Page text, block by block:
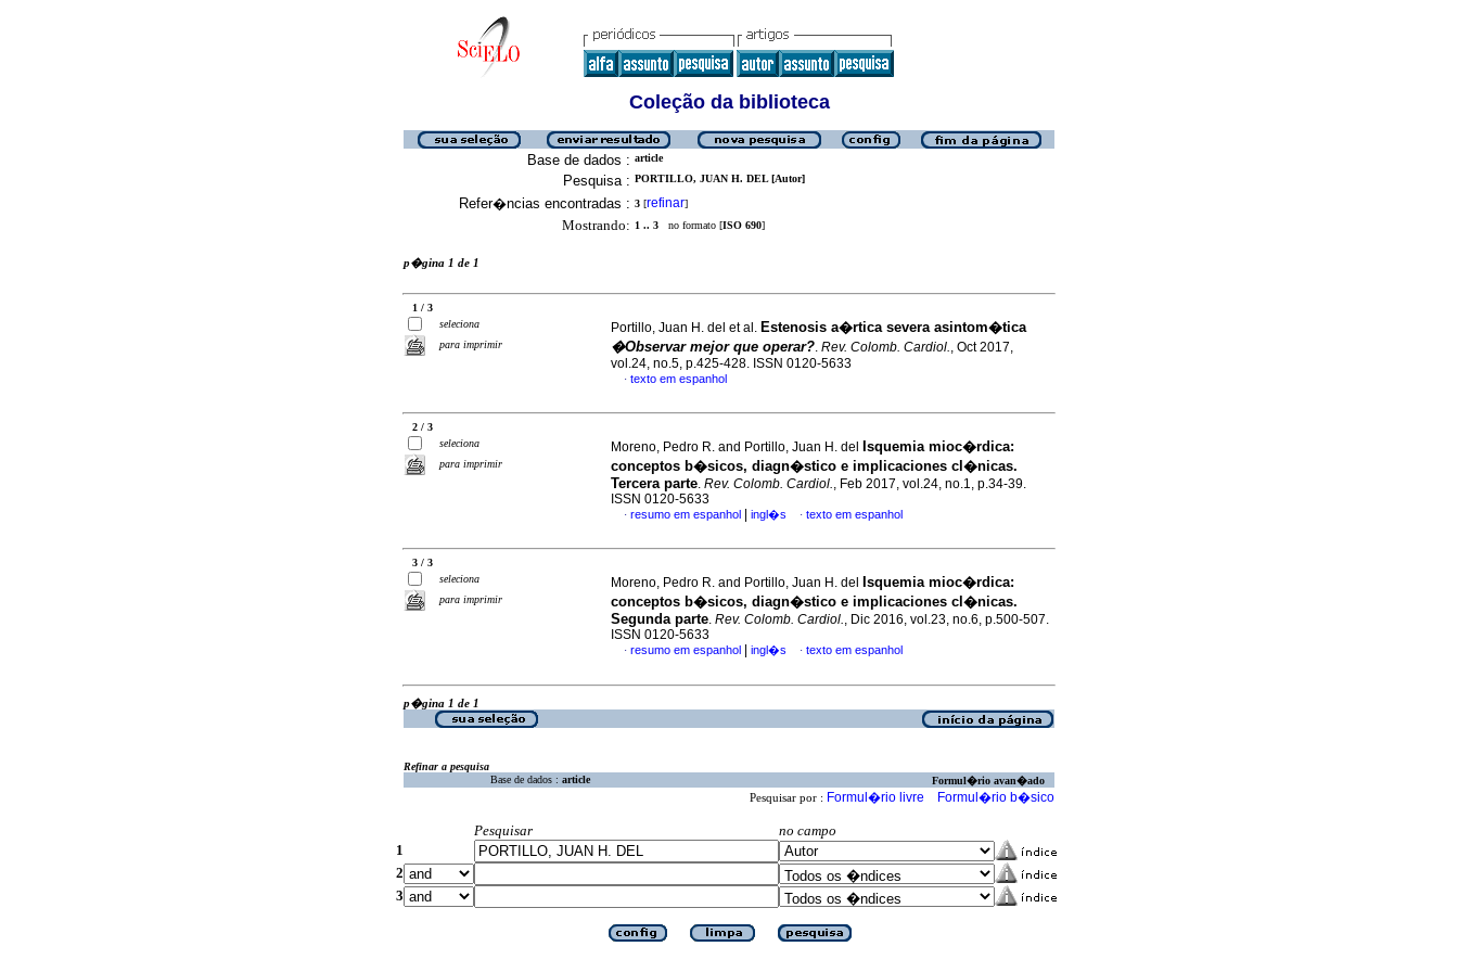
Coleção da biblioteca
Base de dados : article
Pesquisa : PORTILLO, JUAN H. DEL [Autor]
Refer�ncias encontradas : 3 [refinar]
Mostrando: 1 .. 3 no formato [ISO 690]
p�gina 1 de 1
1 / 3
seleciona
para imprimir
Portillo, Juan H. del et al. Estenosis a�rtica severa asintom�tica
�Observar mejor que operar?. Rev. Colomb. Cardiol., Oct 2017,
vol.24, no.5, p.425-428. ISSN 0120-5633
· texto em espanhol
2 / 3
seleciona
para imprimir
Moreno, Pedro R. and Portillo, Juan H. del
Isquemia mioc�rdica:
conceptos b�sicos, diagn�stico e implicaciones cl�nicas.
Tercera parte. Rev. Colomb. Cardiol., Feb 2017, vol.24, no.1, p.34-39.
ISSN 0120-5633
· resumo em espanhol ingl�s · texto em espanhol
3 / 3
seleciona
para imprimir
Moreno, Pedro R. and Portillo, Juan H. del
Isquemia mioc�rdica:
conceptos b�sicos, diagn�stico e implicaciones cl�nicas.
Segunda parte. Rev. Colomb. Cardiol., Dic 2016, vol.23, no.6, p.500-507.
ISSN 0120-5633
· resumo em espanhol ingl�s · texto em espanhol
p�gina 1 de 1
Refinar a pesquisa
Base de dados : article Formul�rio avan�ado
Pesquisar por : Formul�rio livre Formul�rio b�sico
Pesquisar
no campo
1
2
3